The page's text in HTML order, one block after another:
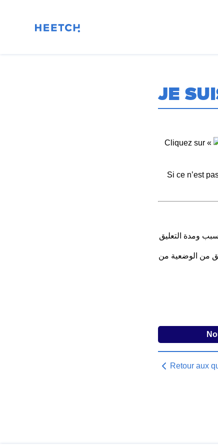
JE
Cliquez sur «
Si ce n’est
من الوضعية من
Retour aux